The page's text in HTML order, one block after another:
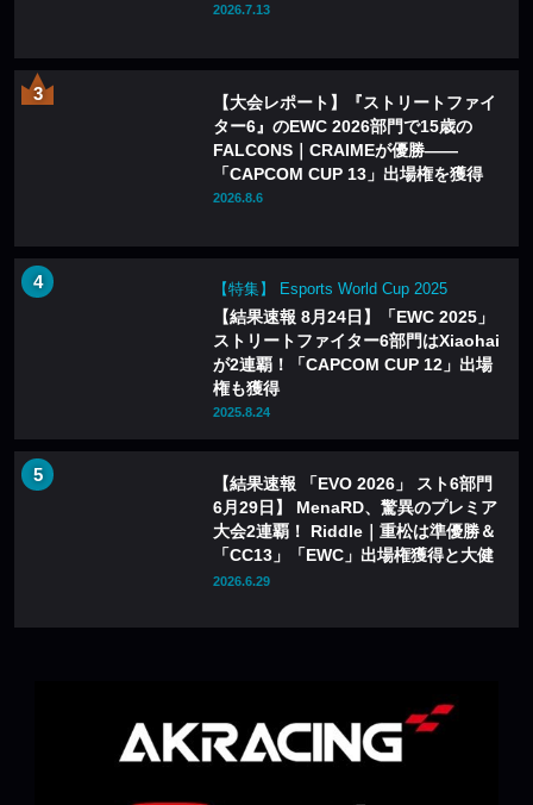
2026.7.13
【大会レポート】『ストリートファイ
ター6』のEWC 2026部門で15歳の
FALCONS｜CRAIMEが優勝——
「CAPCOM CUP 13」出場権を獲得
2026.8.6
【特集】 Esports World Cup 2025
【結果速報 8月24日】「EWC 2025」
ストリートファイター6部門はXiaohai
が2連覇！「CAPCOM CUP 12」出場
権も獲得
2025.8.24
【結果速報 「EVO 2026」 スト6部門
6月29日】 MenaRD、驚異のプレミア
大会2連覇！ Riddle｜重松は準優勝＆
「CC13」「EWC」出場権獲得と大健
闘！
2026.6.29